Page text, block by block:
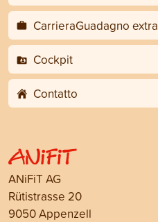
CarrieraGuadagno extra
Cockpit
Contatto
ANiFiT AG
Rütistrasse 20
9050 Appenzell